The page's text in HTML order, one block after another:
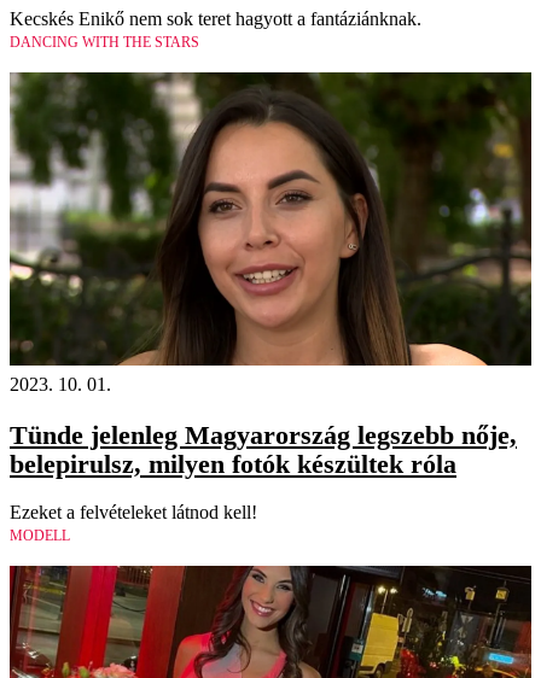
Kecskés Enikő nem sok teret hagyott a fantáziánknak.
DANCING WITH THE STARS
2023. 10. 01.
Tünde jelenleg Magyarország legszebb nője,
belepirulsz, milyen fotók készültek róla
Ezeket a felvételeket látnod kell!
MODELL